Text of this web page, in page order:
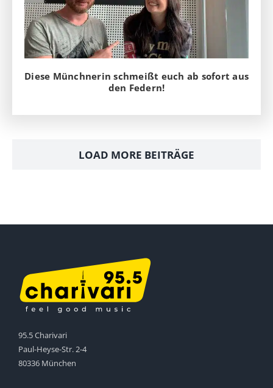
Diese Münchnerin schmeißt euch ab sofort aus
den Federn!
LOAD MORE BEITRÄGE
95.5 Charivari
Paul-Heyse-Str. 2-4
80336 München